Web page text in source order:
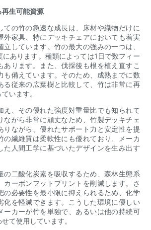
生可能資源
ての竹の急速な成長は、床材や織物だけに
外家具、特にデッキチェアにおいても着実
立しています。竹の最大の強みの一つは、
にあります。種類によっては1日で数フィー
あります。また、伐採後も根を植え直すこ
も備えています。そのため、成熟までに数
る従来の広葉樹と比較して、竹は非常に再
います。
え、その優れた強度対重量比でも知られて
ながら非常に頑丈なため、竹製デッキチェ
りながら、優れたサポート力と安定性を提
の繊維質は柔軟性にも優れており、メーカ
た人間工学に基づいたデザインを生み出す
の二酸化炭素を吸収するため、森林生態系
カーボンフットプリントを削減します。さ
の必要性を最小限に抑えられるため、化学
化を軽減できます。こうした環境に優しい
ーカーが竹を単独で、あるいは他の持続可
て使用​​しています。